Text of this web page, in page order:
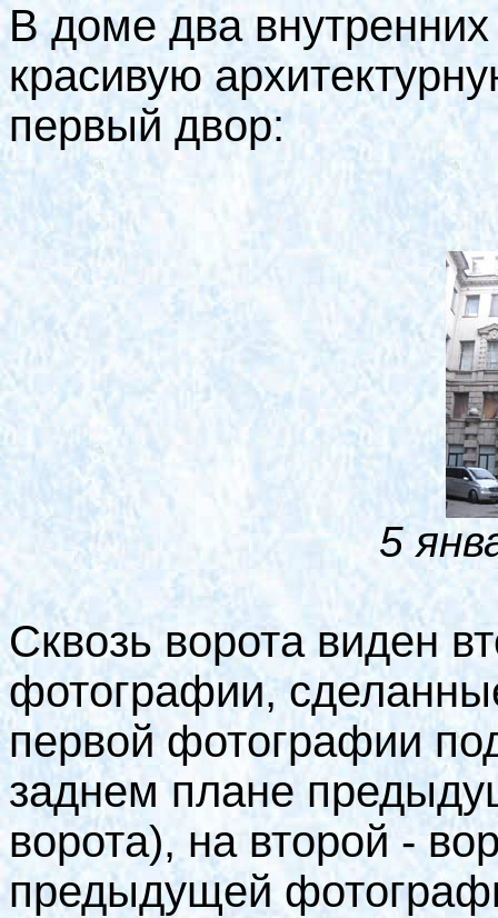
В доме два
красивую
первый двор:
5
Сквозь ворота виден
фотографии,
первой фотографии
заднем плане
ворота), на второй -
предыдущей